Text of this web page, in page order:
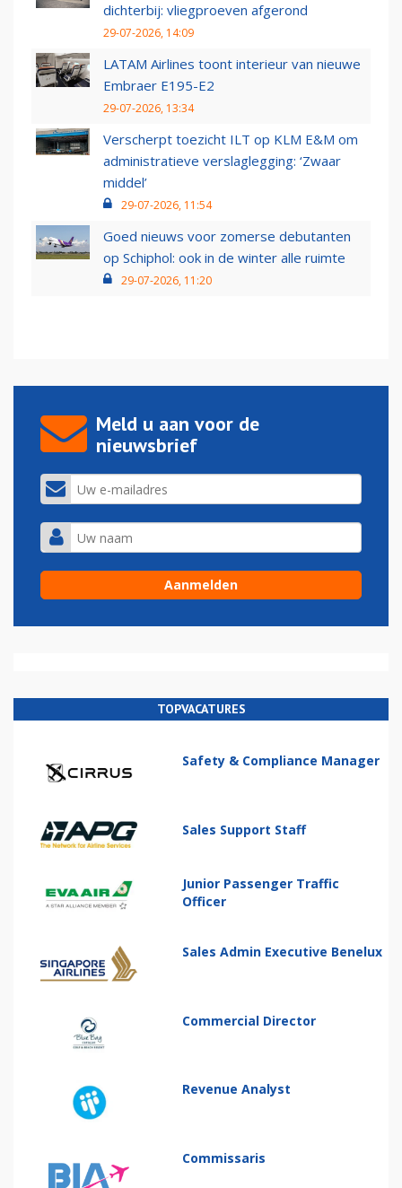
dichterbij: vliegproeven afgerond
29-07-2026, 14:09
LATAM Airlines toont interieur van nieuwe
Embraer E195-E2
29-07-2026, 13:34
Verscherpt toezicht ILT op KLM E&M om
administratieve verslaglegging: ‘Zwaar
middel’
29-07-2026, 11:54
Goed nieuws voor zomerse debutanten
op Schiphol: ook in de winter alle ruimte
29-07-2026, 11:20
Meld u aan voor de
nieuwsbrief
TOPVACATURES
Safety & Compliance Manager
Sales Support Staff
Junior Passenger Traffic
Officer
Sales Admin Executive Benelux
Commercial Director
Revenue Analyst
Commissaris